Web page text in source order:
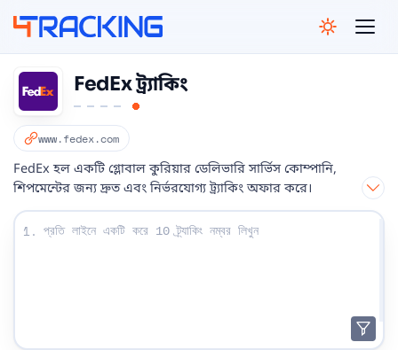
FedEx ট্র্যাকিং
www.fedex.com
FedEx হল একটি গ্লোবাল কুরিয়ার ডেলিভারি সার্ভিস কোম্পানি,
শিপমেন্টের জন্য দ্রুত এবং নির্ভরযোগ্য ট্র্যাকিং অফার করে।
আপনার ট্র্যাকিং নম্বর লিখুন:
1.